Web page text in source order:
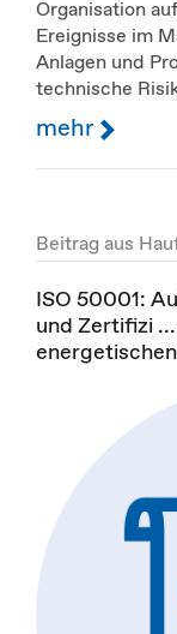
Organisation
Ereignisse im
Anlagen und
technische
mehr
Beitrag aus
ISO 50001:
und Zertifizi